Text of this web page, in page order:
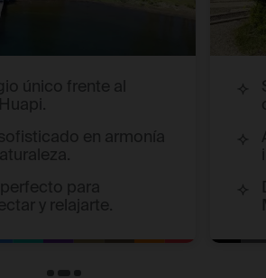
único frente al
en armonía
para
y relajarte.